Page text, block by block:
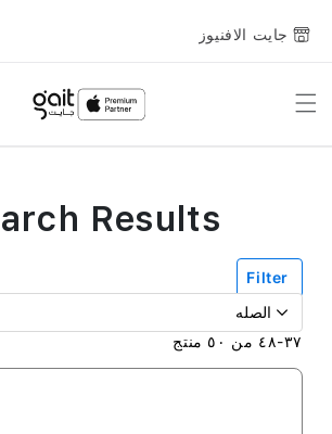
جايت الافنيوز
Toggle
Filter
٣٧-٤٨ من ٥٠ منتج
Results